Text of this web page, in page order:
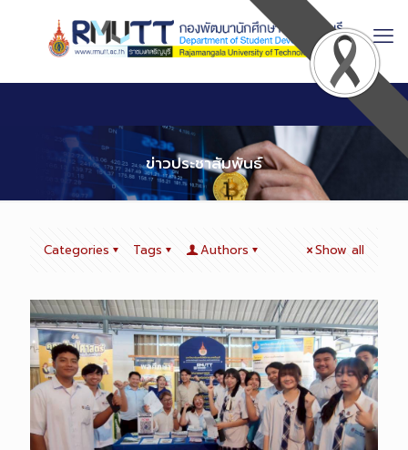
ข่าวประชาสัมพันธ์
Categories Tags Authors Show all